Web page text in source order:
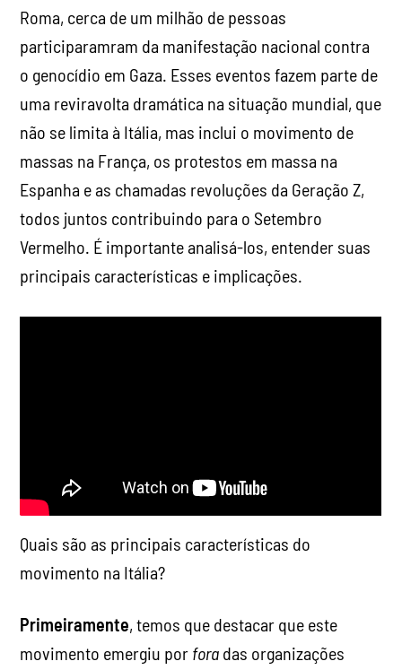
Roma, cerca de um milhão de pessoas
participaramram da manifestação nacional contra
o genocídio em Gaza. Esses eventos fazem parte de
uma reviravolta dramática na situação mundial, que
não se limita à Itália, mas inclui o movimento de
massas na França, os protestos em massa na
Espanha e as chamadas revoluções da Geração Z,
todos juntos contribuindo para o Setembro
Vermelho. É importante analisá-los, entender suas
principais características e implicações.
Quais são as principais características do
movimento na Itália?
Primeiramente, temos que destacar que este
movimento emergiu por fora das organizações